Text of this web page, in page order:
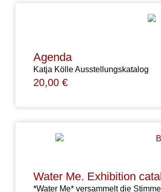
Agenda
Katja Kölle Ausstellungskatalog
20,00 €
Water Me. Exhibition
*Water Me* versammelt die